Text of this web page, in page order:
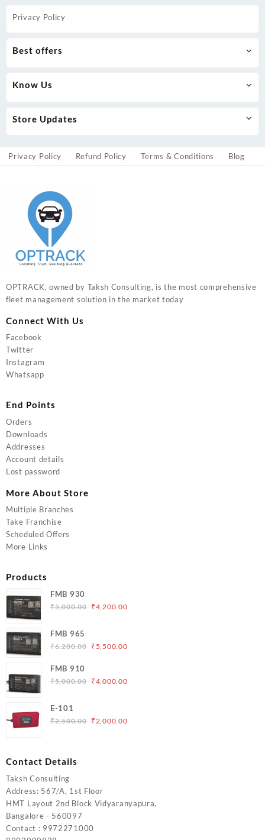
Privacy Policy
Best offers
Know Us
Store Updates
Privacy Policy Refund Policy Terms & Conditions Blog
OPTRACK, owned by Taksh Consulting, is the most comprehensive
fleet management solution in the market today
Connect With Us
Facebook
Twitter
Instagram
Whatsapp
End Points
Orders
Downloads
Addresses
Account details
Lost password
More About Store
Multiple Branches
Take Franchise
Scheduled Offers
More Links
Products
FMB 930
₹5,000.00 Original
₹5,000.00.
₹4,200.00Current
FMB 965
₹6,200.00 Original
₹6,200.00.
₹ 5,500.00Current
₹5,500.00.
FMB 910
₹5,000.00 Original
₹5,000.00.
₹4,000.00Current
E-101
₹2,500.00 Original
₹2,000.00Current
Contact Details
Taksh Consulting
Address: 567/A, 1st Floor
HMT Layout 2nd Block Vidyaranyapura,
Bangalore - 560097
Contact : 9972271000